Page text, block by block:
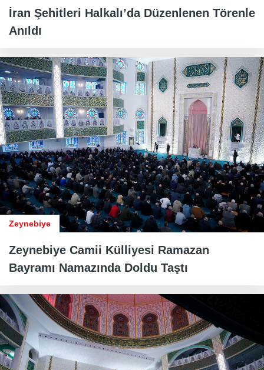
İran Şehitleri Halkalı’da Düzenlenen Törenle
Anıldı
Zeynebiye
Zeynebiye Camii Külliyesi Ramazan
Bayramı Namazında Doldu Taştı